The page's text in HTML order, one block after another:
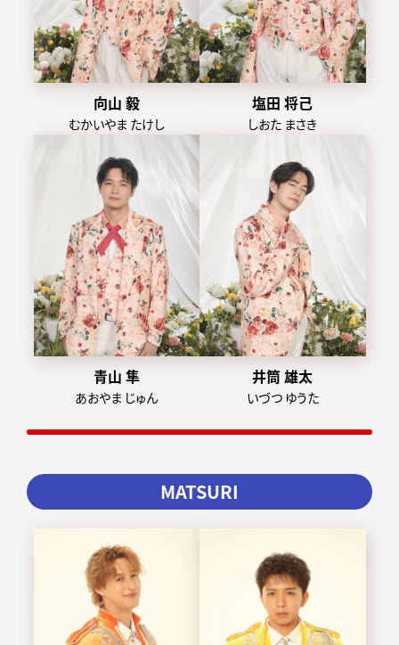
向山 毅
むかいやま たけし
塩田 将己
しおた まさき
青山 隼
あおやま じゅん
井筒 雄太
いづつ ゆうた
MATSURI